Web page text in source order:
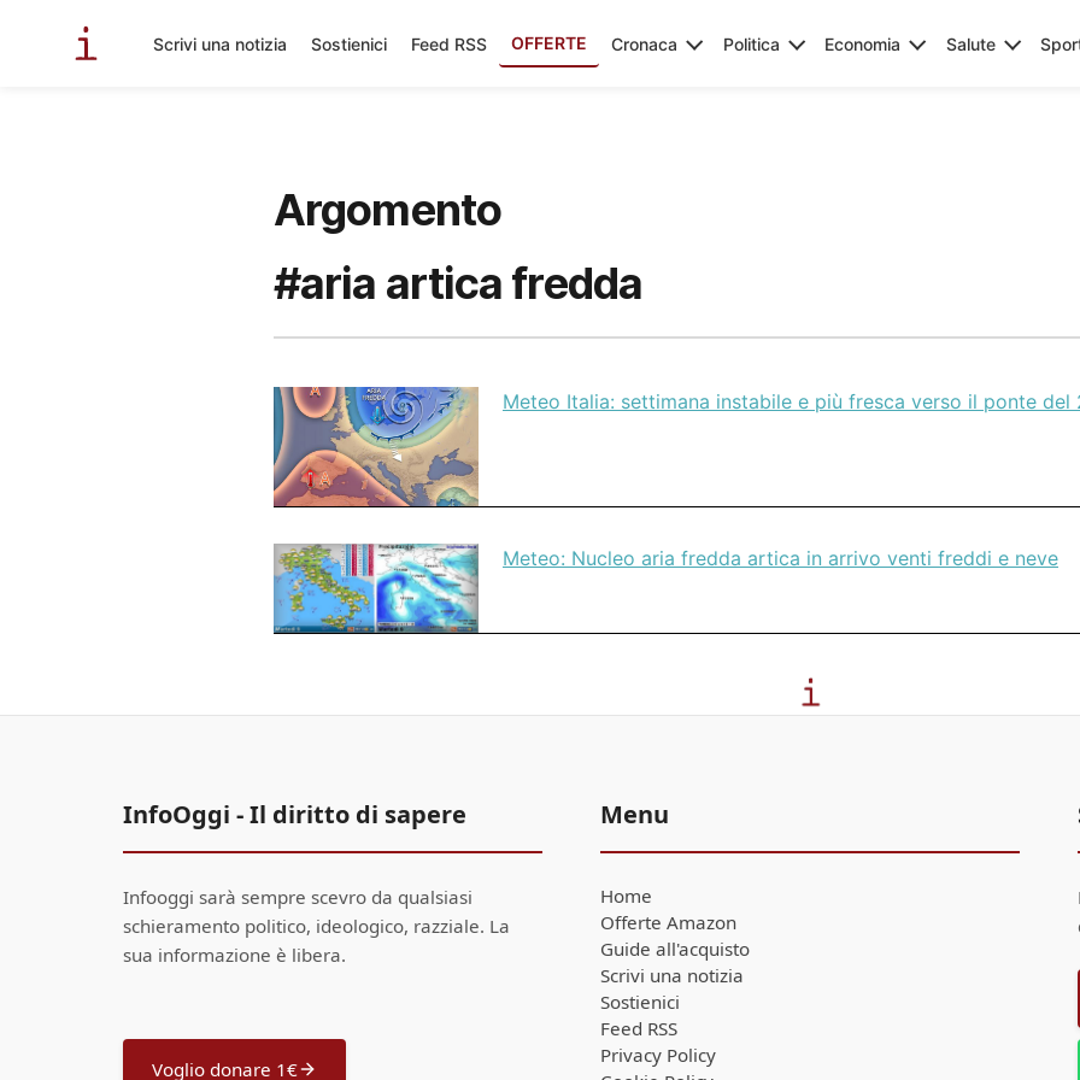
Scrivi una notizia Sostienici Feed RSS OFFERTE Cronaca Politica Economia Salute
Argomento
#aria artica fredda
Meteo Italia: settimana instabile e più fresca verso il ponte del
Meteo: Nucleo aria fredda artica in arrivo venti freddi e neve
InfoOggi - Il diritto di sapere
Infooggi sarà sempre scevro da qualsiasi
schieramento politico, ideologico, razziale. La
sua informazione è libera.
Voglio donare 1€
Menu
Home
Offerte Amazon
Guide all'acquisto
Scrivi una notizia
Sostienici
Feed RSS
Privacy Policy